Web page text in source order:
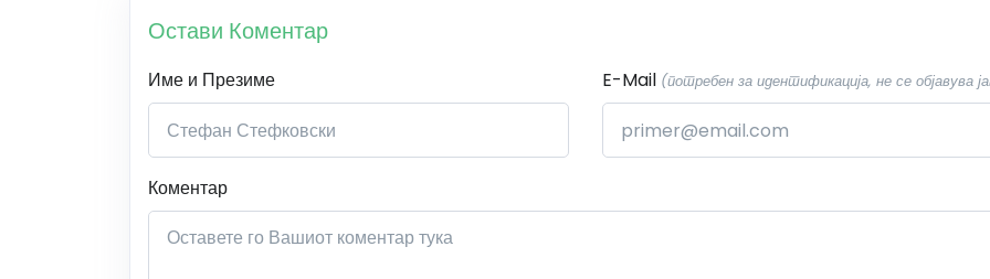
Остави Коментар
Име и Презиме E-Mail (потребен за идентификација, не се објавува
Коментар